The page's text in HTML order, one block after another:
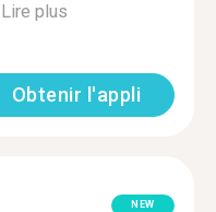
Lire plus
Obtenir l'appli
NEW